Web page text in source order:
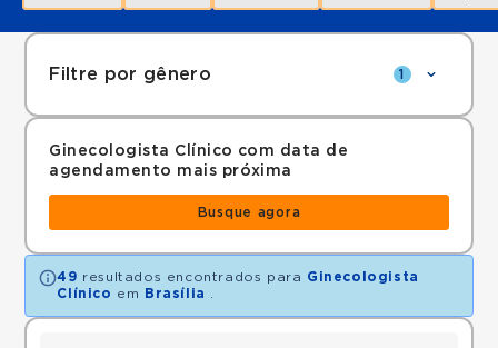
Filtre por gênero 1
Ginecologista Clínico com data de
agendamento mais próxima
Busque agora
49 resultados encontrados para Ginecologista
Clínico em Brasília